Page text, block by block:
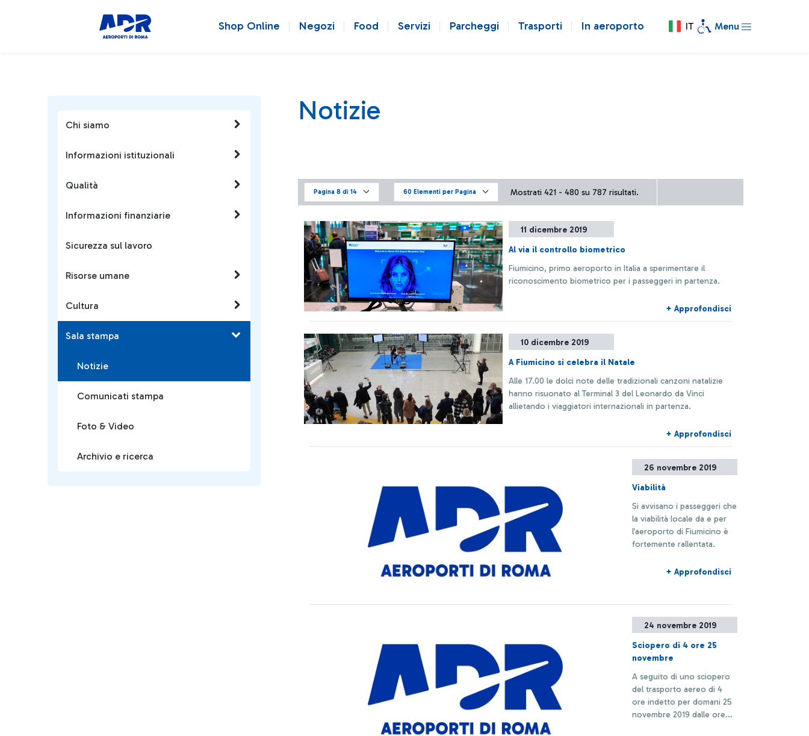
Shop Online Negozi Food Servizi Parcheggi Trasporti In aeroporto IT Menu
Chi siamo
Informazioni istituzionali
Qualità
Informazioni finanziarie
Sicurezza sul lavoro
Risorse umane
Cultura
Sala stampa
Notizie
Comunicati stampa
Foto & Video
Archivio e ricerca
Notizie
Pagina 8 di 14 60 Elementi per Pagina Mostrati 421 - 480 su 787 risultati.
11 dicembre 2019
Al via il controllo biometrico
Fiumicino, primo aeroporto in Italia a sperimentare il
riconoscimento biometrico per i passeggeri in partenza.
+ Approfondisci
10 dicembre 2019
A Fiumicino si celebra il Natale
Alle 17.00 le dolci note delle tradizionali canzoni natalizie
hanno risuonato al Terminal 3 del Leonardo da Vinci
allietando i viaggiatori internazionali in partenza.
+ Approfondisci
26 novembre 2019
Viabilità
Si avvisano i passeggeri che
la viabilità locale da e per
l’aeroporto di Fiumicino è
fortemente rallentata.
+ Approfondisci
24 novembre 2019
Sciopero di 4 ore 25
novembre
A seguito di uno sciopero
del trasporto aereo di 4
ore indetto per domani 25
novembre 2019 dalle ore